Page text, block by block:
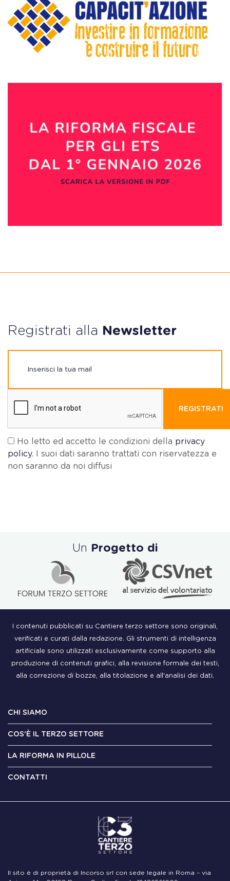
Registrati alla Newsletter
REGISTRATI
Ho letto ed accetto le condizioni della privacy
policy. I suoi dati saranno trattati con riservatezza e
non saranno da noi diffusi
Un Progetto di
I contenuti pubblicati su Cantiere terzo settore sono originali,
verificati e curati dalla redazione. Gli strumenti di intelligenza
artificiale sono utilizzati esclusivamente come supporto alla
produzione di contenuti grafici, alla revisione formale dei testi,
alla correzione di bozze, alla titolazione e all'analisi dei dati.
CHI SIAMO
COS'È IL TERZO SETTORE
LA RIFORMA IN PILLOLE
CONTATTI
Il sito è di proprietà di Incorso srl con sede legale in Roma – via